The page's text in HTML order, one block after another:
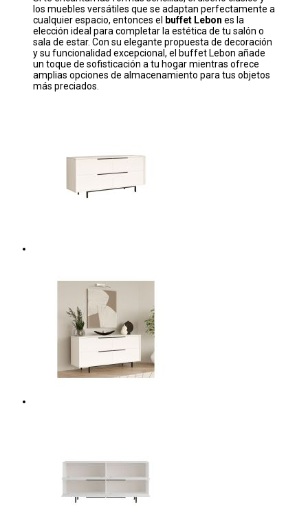
los muebles versátiles que se adaptan perfectamente a
cualquier espacio, entonces el
buffet Lebon es la
elección ideal para completar la estética de tu salón o
sala de estar. Con su elegante propuesta de decoración
y su funcionalidad excepcional, el buffet Lebon añade
un toque de sofisticación a tu hogar mientras ofrece
amplias opciones de almacenamiento para tus objetos
más preciados.